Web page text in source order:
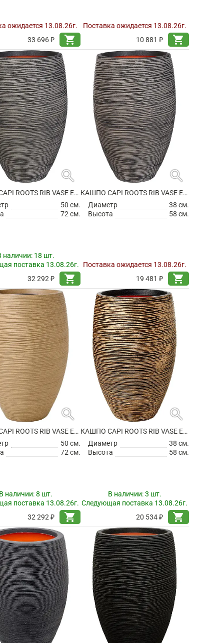
ожидается 13.08.26г.
33 696 ₽
shopping_cart
Поставка ожидается 13.08.26г.
10 881 ₽
shopping_cart
search
КАШПО CAPI ROOTS RIB VASE ELEGANT DELUXE ANTHRACITE
50 см.
72 см.
наличии: 18 шт.
поставка 13.08.26г.
32 292 ₽
shopping_cart
search
КАШПО CAPI ROOTS RIB VASE ELEGANT DELUXE ANTHRACITE
Диаметр
38 см.
Высота
58 см.
Поставка ожидается 13.08.26г.
19 481 ₽
shopping_cart
search
КАШПО CAPI ROOTS RIB VASE ELEGANT DELUXE BEIGE
50 см.
72 см.
наличии:8 шт.
поставка 13.08.26г.
32 292 ₽
shopping_cart
search
КАШПО CAPI ROOTS RIB VASE ELEGANT DELUXE BLACK GOLD
Диаметр
38 см.
Высота
58 см.
В наличии:3 шт.
Следующая поставка 13.08.26г.
20 534 ₽
shopping_cart